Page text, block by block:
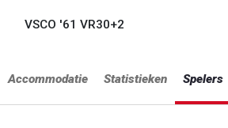
VSCO '61 VR30+2
Accommodatie Statistieken Spelers